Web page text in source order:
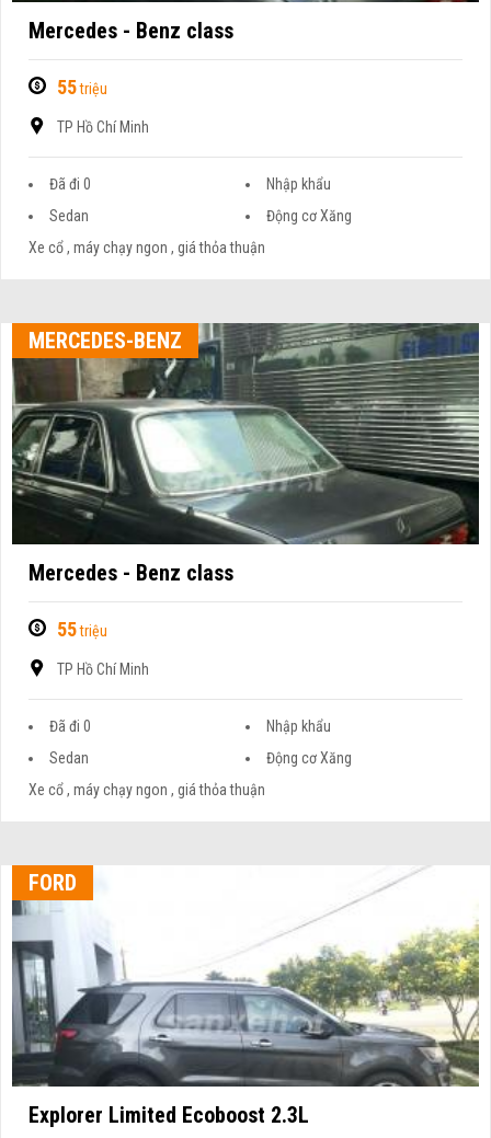
Mercedes - Benz class
55triệu
TP Hồ Chí Minh
Đã đi 0
Nhập khẩu
Sedan
Động cơ Xăng
Xe cổ , máy chạy ngon , giá thỏa thuận
MERCEDES-BENZ
Mercedes - Benz class
55triệu
TP Hồ Chí Minh
Đã đi 0
Nhập khẩu
Sedan
Động cơ Xăng
Xe cổ , máy chạy ngon , giá thỏa thuận
FORD
Explorer Limited Ecoboost 2.3L